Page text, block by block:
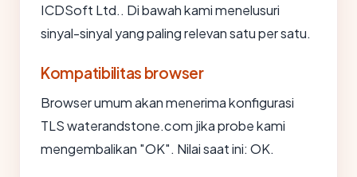
ICDSoft Ltd.. Di bawah kami menelusuri
sinyal-sinyal yang paling relevan satu per satu.
Kompatibilitas browser
Browser umum akan menerima konfigurasi
TLS waterandstone.com jika probe kami
mengembalikan "OK". Nilai saat ini: OK.